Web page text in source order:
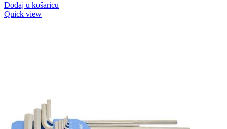
Dodaj u košaricu
Quick view